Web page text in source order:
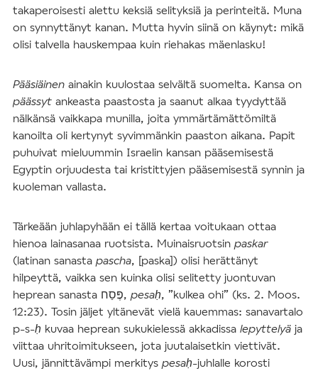
takaperoisesti alettu keksiä selityksiä ja perinteitä. Muna
on synnyttänyt kanan. Mutta hyvin siinä on käynyt: mikä
olisi talvella hauskempaa kuin riehakas mäenlasku!
Pääsiäinen ainakin kuulostaa selvältä suomelta. Kansa on
päässyt ankeasta paastosta ja saanut alkaa tyydyttää
nälkänsä vaikkapa munilla, joita ymmärtämättömiltä
kanoilta oli kertynyt syvimmänkin paaston aikana. Papit
puhuivat mieluummin Israelin kansan pääsemisestä
Egyptin orjuudesta tai kristittyjen pääsemisestä synnin ja
kuoleman vallasta.
Tärkeään juhlapyhään ei tällä kertaa voitukaan ottaa
hienoa lainasanaa ruotsista. Muinaisruotsin paskar
(latinan sanasta pascha , [paska]) olisi herättänyt
hilpeyttä, vaikka sen kuinka olisi selitetty juontuvan
pesaḥ , ”kulkea ohi” (ks. 2. Moos.
12:23). Tosin jäljet yltänevät vielä kauemmas: sanavartalo
p-s-ḥ kuvaa heprean sukukielessä akkadissa lepyttelyä ja
viittaa uhritoimitukseen, jota juutalaisetkin viettivät.
Uusi, jännittävämpi merkitys pesaḥ-juhlalle korosti